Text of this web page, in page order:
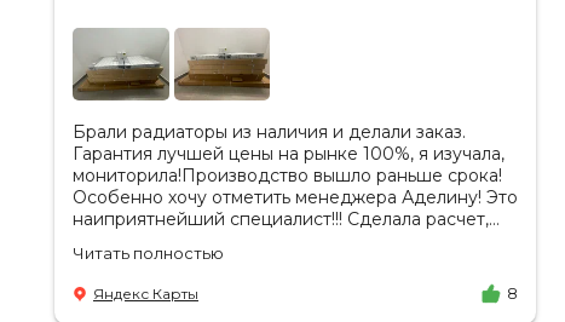
Брали радиаторы из наличия и делали заказ.
Гарантия лучшей цены на рынке 100%, я изучала,
мониторила!Производство вышло раньше срока!
Особенно хочу отметить менеджера Аделину! Это
наиприятнейший специалист!!! Сделала расчет,
лучшую цену. Всегда на связи, на все вопросы
есть ответы. Доставка на удобный день, удобное
время! Никаких замечаний, только бесконечное
Читать полностью
Яндекс Карты 8